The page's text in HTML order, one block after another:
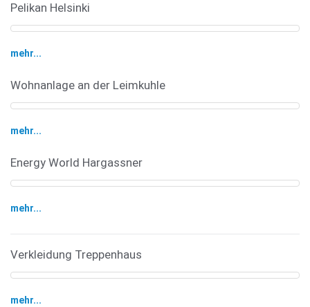
Pelikan Helsinki
mehr...
Wohnanlage an der Leimkuhle
mehr...
Energy World Hargassner
mehr...
Verkleidung Treppenhaus
mehr...